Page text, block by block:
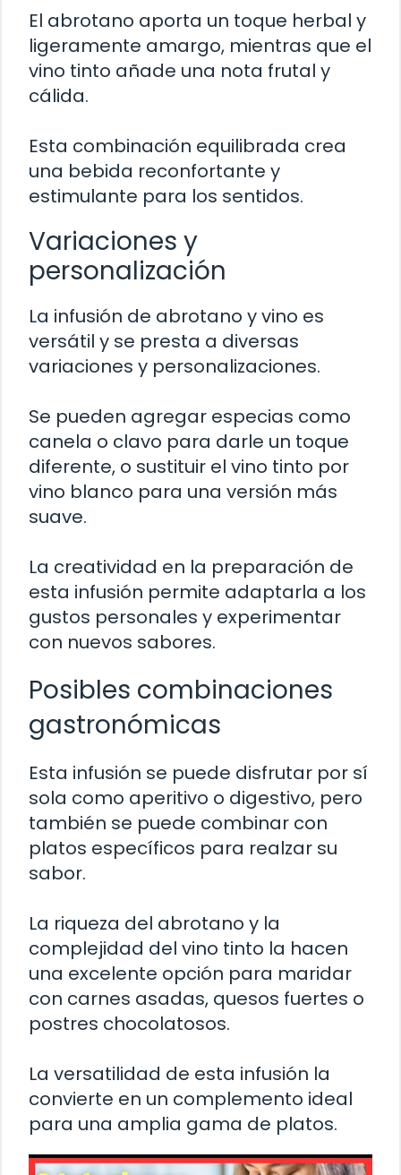
El abrotano aporta un toque herbal y
ligeramente amargo, mientras que el
vino tinto añade una nota frutal y
cálida.
Esta combinación equilibrada crea
una bebida reconfortante y
estimulante para los sentidos.
Variaciones y
personalización
La infusión de abrotano y vino es
versátil y se presta a diversas
variaciones y personalizaciones.
Se pueden agregar especias como
canela o clavo para darle un toque
diferente, o sustituir el vino tinto por
vino blanco para una versión más
suave.
La creatividad en la preparación de
esta infusión permite adaptarla a los
gustos personales y experimentar
con nuevos sabores.
Posibles combinaciones
gastronómicas
Esta infusión se puede disfrutar por sí
sola como aperitivo o digestivo, pero
también se puede combinar con
platos específicos para realzar su
sabor.
La riqueza del abrotano y la
complejidad del vino tinto la hacen
una excelente opción para maridar
con carnes asadas, quesos fuertes o
postres chocolatosos.
La versatilidad de esta infusión la
convierte en un complemento ideal
para una amplia gama de platos.